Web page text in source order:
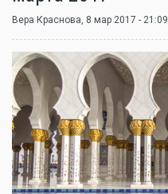
Вера Краснова, 8 мар 2017 - 21:09